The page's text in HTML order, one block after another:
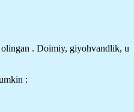
. Doimiy, giyohvandlik, u
: